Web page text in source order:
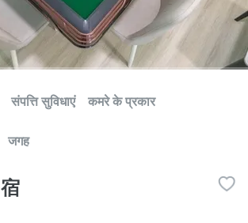
संपत्ति सुविधाएं कमरे के प्रकार
जगह